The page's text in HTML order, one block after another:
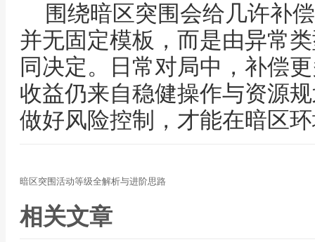
围绕暗区突围会给几许补
并无固定模板，而是由异常
同决定。日常对局中，补偿
收益仍来自稳健操作与资源
做好风险控制，才能在暗区
暗区突围活动等级全解析与进阶思路
相关文章